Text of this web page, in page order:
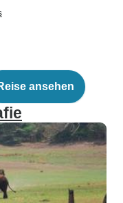
ansehen